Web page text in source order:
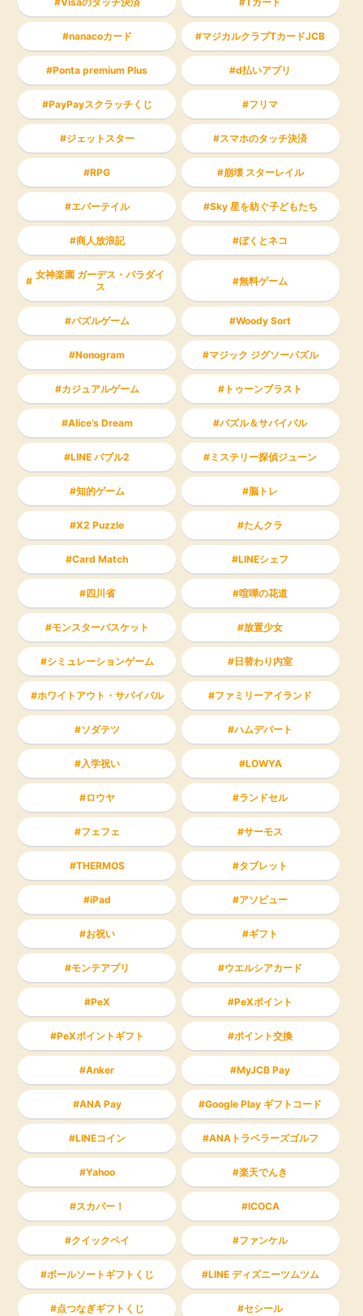
nanacoカード マジカルクラブTカードJCB
Ponta premium Plus d払いアプリ
PayPayスクラッチくじ フリマ
ジェットスター スマホのタッチ決済
RPG 崩壊 スターレイル
エバーテイル Sky 星を紡ぐ子どもたち
商人放浪記 ぼくとネコ
女神楽園 ガーデス・パラダイ
ス
無料ゲーム
パズルゲーム Woody Sort
Nonogram マジック ジグソーパズル
カジュアルゲーム トゥーンブラスト
Alice’s Dream パズル＆サバイバル
LINE バブル2 ミステリー探偵ジューン
知的ゲーム 脳トレ
X2 Puzzle たんクラ
Card Match LINEシェフ
四川省 喧嘩の花道
モンスターバスケット 放置少女
シミュレーションゲーム 日替わり内室
ホワイトアウト・サバイバル ファミリーアイランド
ソダテツ ハムデパート
入学祝い LOWYA
ロウヤ ランドセル
フェフェ サーモス
THERMOS タブレット
iPad アソビュー
お祝い ギフト
モンテアプリ ウエルシアカード
PeX PeXポイント
PeXポイントギフト ポイント交換
Anker MyJCB Pay
ANA Pay Google Play ギフトコード
LINEコイン ANAトラベラーズゴルフ
Yahoo 楽天でんき
スカパー！ ICOCA
クイックペイ ファンケル
ボールソートギフトくじ LINE ディズニーツムツム
点つなぎギフトくじ セシール